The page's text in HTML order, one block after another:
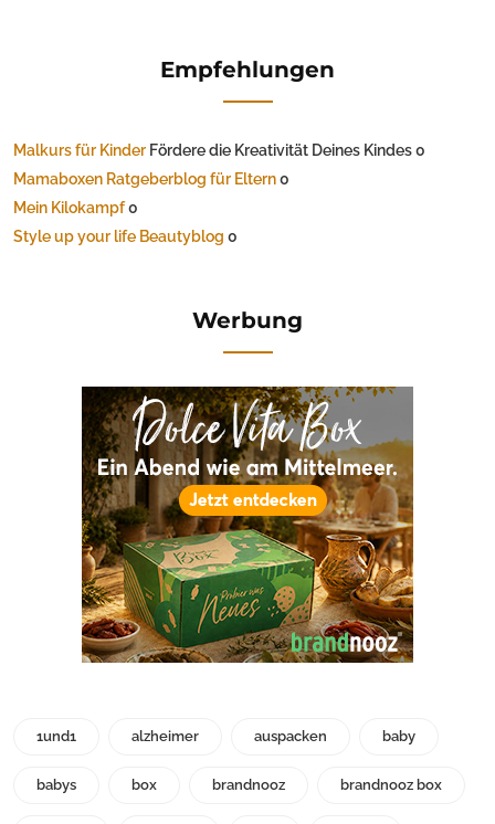
Empfehlungen
Malkurs für Kinder Fördere die Kreativität Deines Kindes 0
Mamaboxen Ratgeberblog für Eltern0
Mein Kilokampf0
Style up your life Beautyblog 0
Werbung
1und1 alzheimer auspacken baby
babys box brandnooz brandnooz box